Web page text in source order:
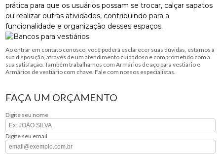
prática para que os usuários possam se trocar, calçar sapatos
ou realizar outras atividades, contribuindo para a
funcionalidade e organização desses espaços.
Ao entrar em contato conosco, você poderá esclarecer suas dúvidas, estamos à
sua disposição, através de um atendimento cuidadoso e comprometido com a
sua satisfação. Também trabalhamos com Armários de aço para vestiário e
Armários de vestiário com chave. Fale com nossos especialistas.
FAÇA UM ORÇAMENTO
Digite seu nome
Digite seu email